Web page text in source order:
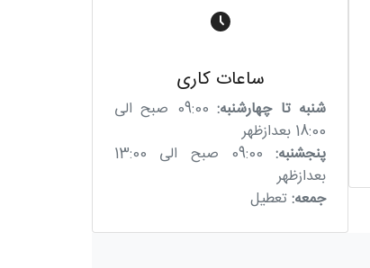
ساعات کاری
شنبه تا چهارشنبه:
09:00 صبح الی
18:00 بعدازظهر
پنجشنبه:
09:00 صبح الی 13:00
بعدازظهر
جمعه:تعطیل